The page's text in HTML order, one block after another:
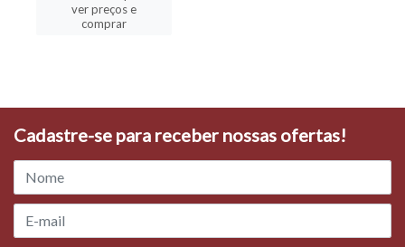
ver preços e
comprar
Cadastre-se para receber nossas ofertas!